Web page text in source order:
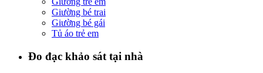
Giường bé trai
Giường bé gái
Tủ áo trẻ em
Đo đạc khảo sát tại nhà